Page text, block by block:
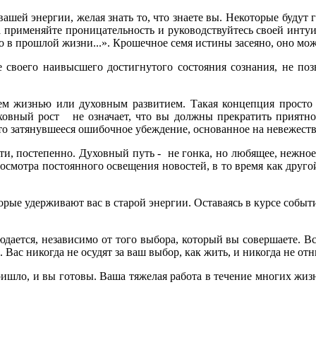
энергии, желая знать то, что знаете вы. Некоторые
проницательность и руководствуйтесь своей
прошлой жизни...». Крошечное семя истины засеяно, оно
наивысшего достигнутого состояния сознания, не
или духовным развитием. Такая концепция просто
рост не означает, что вы должны прекратить
затянувшееся ошибочное убеждение, основанное на
постепенно. Духовный путь - не гонка, но любящее,
постоянного освещения новостей, в то время как
удерживают вас в старой энергии. Оставаясь в курсе
независимо от того выбора, который вы
никогда не осудят за ваш выбор, как жить, и никогда не
и вы готовы. Ваша тяжелая работа в течение многих